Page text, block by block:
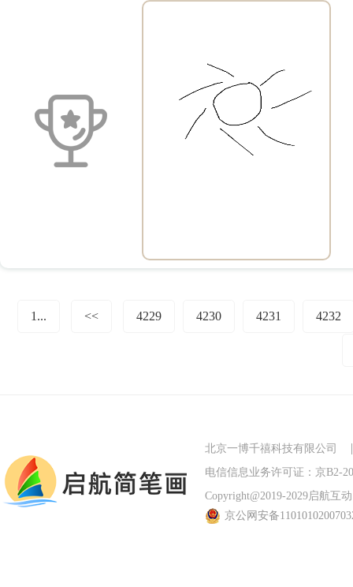
1... << 4229 4230 4231 4232
北京一博千禧科技有限公司
电信信息业务许可证：京B2-
Copyright@2019-2029启航互
京公网安备